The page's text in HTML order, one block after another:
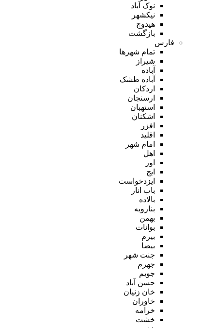
نوک آباد
نیکشهر
هیدوچ
بازگشت
فارس
تمام شهر‌ها
شیراز
آباده
آباده طشک
اردکان
ارسنجان
استهبان
اشکنان
افزر
اقلید
امام شهر
اهل
اوز
ایج
ایزدخواست
باب انار
بالاده
بنارویه
بهمن
بوانات
بیرم
بیضا
جنت شهر
جهرم
جویم
حسن آباد
خان زنیان
خاوران
خرامه
خشت